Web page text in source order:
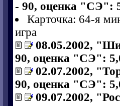
- 90, оценка "СЭ":
Карточка: 64-я
игра
08.05.2002,
90, оценка "СЭ":
02.07.2002,
90, оценка "СЭ":
09.07.2002,